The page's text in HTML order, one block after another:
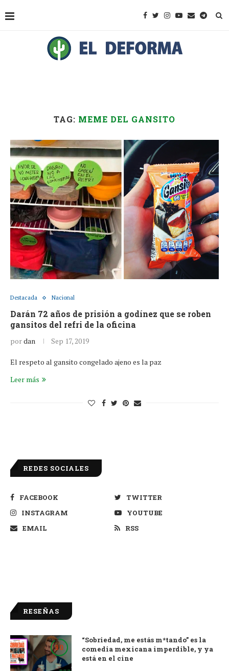
TAG: MEME DEL GANSITO
Destacada Nacional
Darán 72 años de prisión a godínez que se roben
gansitos del refri de la oficina
pordan Sep 17, 2019
El respeto al gansito congelado ajeno es la paz
Leer más
REDES SOCIALES
FACEBOOK
TWITTER
INSTAGRAM
YOUTUBE
EMAIL
RSS
RESEÑAS
9.0
“Sobriedad, me estás m*tando” es la
comedia mexicana imperdible, y ya
está en el cine